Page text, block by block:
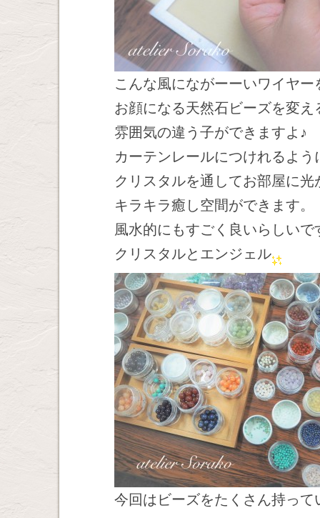
こんな風にながーーいワイヤ
お顔になる天然石ビーズを変え
雰囲気の違う子ができますよ♪
カーテンレールにつけれるよ
クリスタルを通してお部屋に光
キラキラ癒し空間ができます。
風水的にもすごく良いらしいで
クリスタルとエンジェル
今回はビーズをたくさん持って